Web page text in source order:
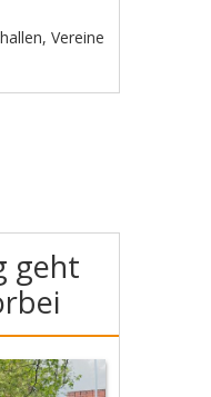
,Vereine
geht